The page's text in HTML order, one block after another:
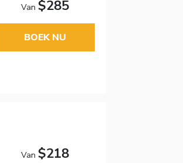
Van $285
BOEK NU
Van $218